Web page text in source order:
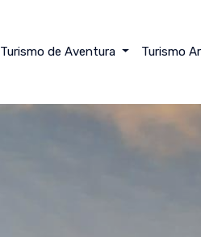
Turismo de Aventura Turismo